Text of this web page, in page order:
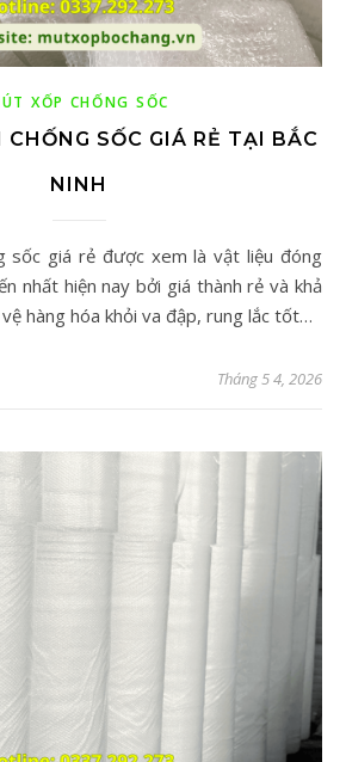
XỐP CHỐNG SỐC
CHỐNG SỐC GIÁ RẺ TẠI BẮC
NINH
nhất hiện nay bởi giá thành rẻ và khả
hàng hóa khỏi va đập, rung lắc tốt…
Tháng 5 4, 2026